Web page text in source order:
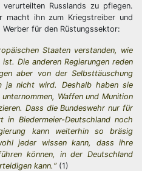
Russlands zu pflegen.
macht ihn zum Kriegstreiber und
für den Rüstungssektor:
Staaten verstanden, wie
Die anderen Regierungen reden
aber von der Selbsttäuschung
ja nicht wird. Deshalb haben sie
Waffen und Munition
Dass die Bundeswehr nur für
Biedermeier-Deutschland noch
kann weiterhin so bräsig
jeder wissen kann, dass ihre
können, in der Deutschland
kann.“(1)